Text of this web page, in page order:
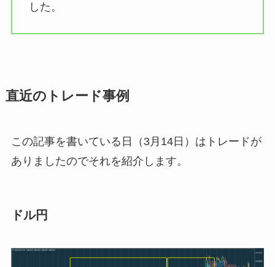
した。
直近のトレード事例
この記事を書いている日（3月14日）はトレードが
ありましたのでそれを紹介します。
ドル円